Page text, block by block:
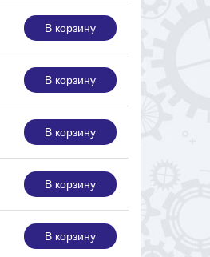
В корзину
В корзину
В корзину
В корзину
В корзину